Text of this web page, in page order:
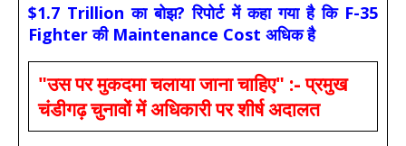
$1.7 Trillion का बोझ? रिपोर्ट में कहा गया है कि F-35
Fighter की Maintenance Cost अधिक है
"उस पर मुकदमा चलाया जाना चाहिए" :- प्रमुख
चंडीगढ़ चुनावों में अधिकारी पर शीर्ष अदालत